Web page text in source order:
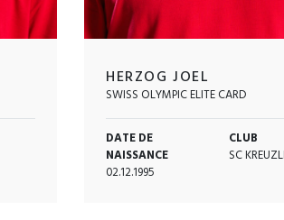
HERZOG JOEL
SWISS OLYMPIC ELITE CARD
DATE DE
NAISSANCE
02.12.1995
CLUB
SC